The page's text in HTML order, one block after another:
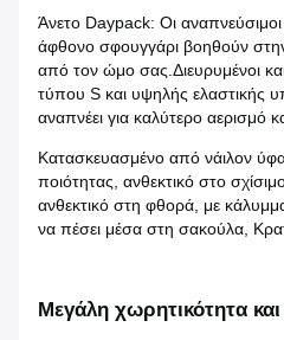
Άνετο Daypack: Οι
άφθονο σφουγγάρι βοηθούν
από τον ώμο σας.Διευρυμένοι
τύπου S και υψηλής ελαστικής
αναπνέει για καλύτερο αερισμό
Κατασκευασμένο από νάιλον
ποιότητας, ανθεκτικό στο
ανθεκτικό στη φθορά, με
να πέσει μέσα στη σακούλα,
Μεγάλη χωρητικότητα